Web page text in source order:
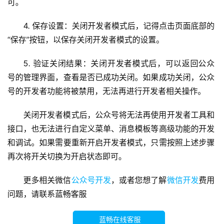
首
页
5
开
发
序
4. 保存设置：关闭开发者模式后，记得点击页面底部的
“保存”按钮，以保存关闭开发者模式的设置。
5. 验证关闭结果：关闭开发者模式后，可以返回公众
号的管理界面，查看是否已成功关闭。如果成功关闭，公众
号的开发者功能将被禁用，无法再进行开发者相关操作。
关闭开发者模式后，公众号将无法再使用开发者工具和
接口，也无法进行自定义菜单、消息模板等高级功能的开发
和调试。如果需要重新开启开发者模式，只需按照上述步骤
再次将开关切换为开启状态即可。
更多相关微信公众号开发，或者您想了解微信开发费用
问题，请联系蓝畅客服
蓝畅在线客服